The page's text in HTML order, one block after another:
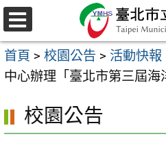
跳
至
主
要
容
區
選
單
首頁 > 校園公告 > 活動快報
中心辦理「臺北市第三屆海
校園公告